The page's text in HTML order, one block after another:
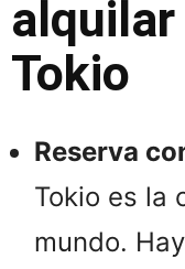
Tokio
Reserva
Tokio es la
mundo.